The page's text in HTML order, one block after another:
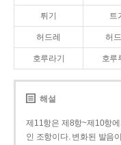
튀기 트
허드레 허
호루라기 호루
해설
제11항은 제8항~제10항
인 조항이다. 변화된 발음